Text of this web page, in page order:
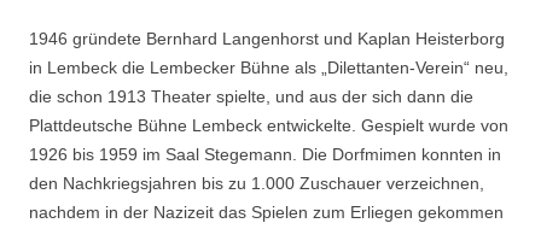
1946 gründete Bernhard Langenhorst und Kaplan Heisterborg
in Lembeck die Lembecker Bühne als „Dilettanten-Verein“ neu,
die schon 1913 Theater spielte, und aus der sich dann die
Plattdeutsche Bühne Lembeck entwickelte. Gespielt wurde von
1926 bis 1959 im Saal Stegemann. Die Dorfmimen konnten in
den Nachkriegsjahren bis zu 1.000 Zuschauer verzeichnen,
nachdem in der Nazizeit das Spielen zum Erliegen gekommen